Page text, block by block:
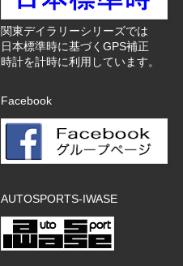
関東デイラリーシリーズでは
日本標準時に基づくGPS補正
時計を計時に利用しています。
Facebook
AUTOSPORTS-IWASE